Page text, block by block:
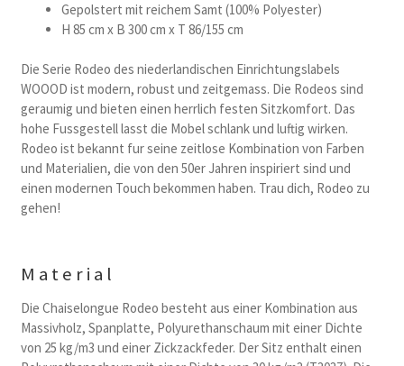
Gepolstert mit reichem Samt (100% Polyester)
H 85 cm x B 300 cm x T 86/155 cm
Die Serie Rodeo des niederlandischen Einrichtungslabels
WOOOD ist modern, robust und zeitgemass. Die Rodeos sind
geraumig und bieten einen herrlich festen Sitzkomfort. Das
hohe Fussgestell lasst die Mobel schlank und luftig wirken.
Rodeo ist bekannt fur seine zeitlose Kombination von Farben
und Materialien, die von den 50er Jahren inspiriert sind und
einen modernen Touch bekommen haben. Trau dich, Rodeo zu
gehen!
Material
Die Chaiselongue Rodeo besteht aus einer Kombination aus
Massivholz, Spanplatte, Polyurethanschaum mit einer Dichte
von 25 kg/m3 und einer Zickzackfeder. Der Sitz enthalt einen